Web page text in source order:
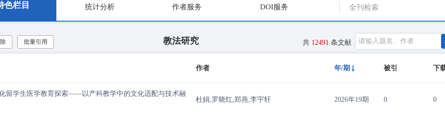
色栏目 统计分析 作者服务 DOI服务
批量引用 教法研究 共 12491 条文献
作者 年/期 被引 下
留学生医学教育探索——以产科教学中的文化适配与技术融
杜娟,罗晓红,郑燕,李宇轩 2026年19期 0 0